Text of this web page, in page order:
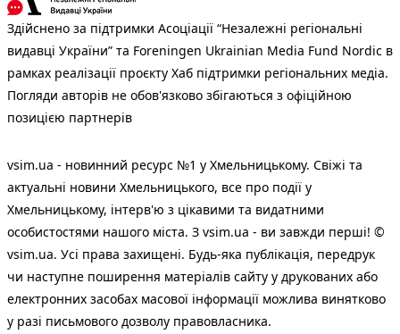
Здійснено за підтримки Асоціації “Незалежні регіональні
видавці України” та Foreningen Ukrainian Media Fund Nordic в
рамках реалізації проєкту Хаб підтримки регіональних медіа.
Погляди авторів не обов'язково збігаються з офіційною
позицією партнерів
vsim.ua - новинний ресурс №1 у Хмельницькому. Свіжі та
актуальні новини Хмельницького, все про події у
Хмельницькому, інтерв'ю з цікавими та видатними
особистостями нашого міста. З vsim.ua - ви завжди перші! ©
vsim.ua. Усі права захищені. Будь-яка публiкацiя, передрук
чи наступне поширення матеріалів сайту у друкованих або
електронних засобах масової інформації можлива винятково
у разі письмового дозволу правовласника.